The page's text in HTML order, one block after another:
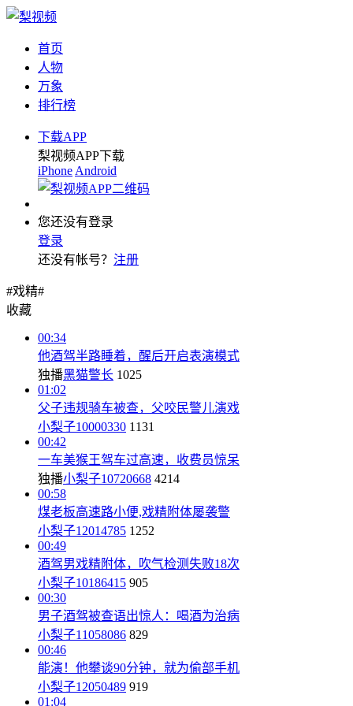
首页
人物
万象
排行榜
下载APP
梨视频APP下载
iPhone Android
您还没有登录
登录
还没有帐号？ 注册
#戏精#
收藏
00:34
他酒驾半路睡着，醒后开启表演模式
独播黑猫警长 1025
01:02
父子违规骑车被查，父咬民警儿演戏
小梨子10000330 1131
00:42
一车美猴王驾车过高速，收费员惊呆
独播小梨子10720668 4214
00:58
煤老板高速路小便,戏精附体屡袭警
小梨子12014785 1252
00:49
酒驾男戏精附体，吹气检测失败18次
小梨子10186415 905
00:30
男子酒驾被查语出惊人：喝酒为治病
小梨子11058086 829
00:46
能演！他攀谈90分钟，就为偷部手机
小梨子12050489 919
01:04